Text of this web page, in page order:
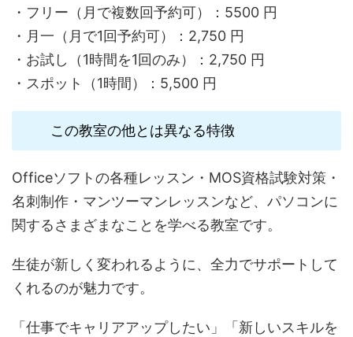
・フリー（月で複数回予約可）：5500 円
・月一（月で1回予約可）：2,750 円
・お試し（1時間を1回のみ）：2,750 円
・スポット（1時間）：5,500 円
この教室の他とは異なる特徴
Officeソフトの各種レッスン・MOS資格試験対策・
名刺制作・マンツーマンレッスンなど、パソコンに
関するさまざまなことを学べる教室です。
生徒が新しく変われるように、全力でサポートして
くれるのが魅力です。
「仕事でキャリアアップしたい」「新しいスキルを